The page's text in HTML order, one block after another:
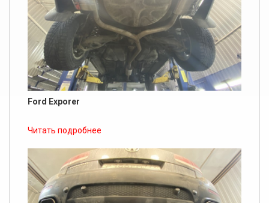
Ford Exporer
Читать подробнее